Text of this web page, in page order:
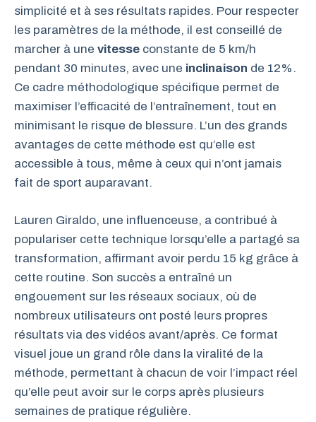
simplicité et à ses résultats rapides. Pour respecter
les paramètres de la méthode, il est conseillé de
marcher à une vitesse constante de 5 km/h
pendant 30 minutes, avec une inclinaison de 12%.
Ce cadre méthodologique spécifique permet de
maximiser l’efficacité de l’entraînement, tout en
minimisant le risque de blessure. L’un des grands
avantages de cette méthode est qu’elle est
accessible à tous, même à ceux qui n’ont jamais
fait de sport auparavant.
Lauren Giraldo, une influenceuse, a contribué à
populariser cette technique lorsqu’elle a partagé sa
transformation, affirmant avoir perdu 15 kg grâce à
cette routine. Son succès a entraîné un
engouement sur les réseaux sociaux, où de
nombreux utilisateurs ont posté leurs propres
résultats via des vidéos avant/après. Ce format
visuel joue un grand rôle dans la viralité de la
méthode, permettant à chacun de voir l’impact réel
qu’elle peut avoir sur le corps après plusieurs
semaines de pratique régulière.